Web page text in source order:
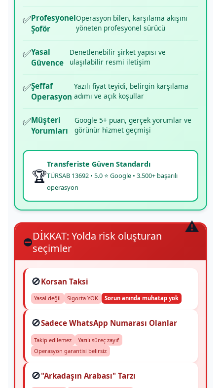
✅Profesyonel
Şoför
Operasyon bilen, karşılama akışını
yöneten profesyonel sürücü
✅Yasal
Güvence
Denetlenebilir şirket yapısı ve
ulaşılabilir resmi iletişim
✅Şeffaf
Operasyon
Yazılı fiyat teyidi, belirgin karşılama
adımı ve açık koşullar
✅Müşteri
Yorumları
Google 5+ puan, gerçek yorumlar ve
görünür hizmet geçmişi
🏆
Transferiste Güven Standardı
TÜRSAB 13692 • 5.0 ⭐ Google • 3.500+ başarılı
operasyon
⛔DİKKAT: Yolda risk oluşturan
seçimler
🚫Korsan Taksi
Yasal değil Sigorta YOK Sorun anında muhatap yok
🚫Sadece WhatsApp Numarası Olanlar
Takip edilemez
Yazılı süreç zayıf
Operasyon garantisi belirsiz
🚫"Arkadaşın Arabası" Tarzı